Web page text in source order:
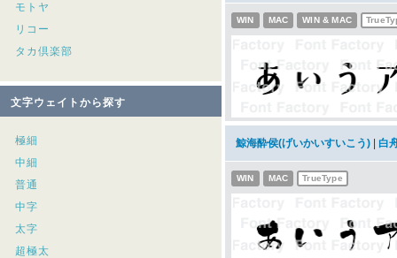
モトヤ
リコー
タカ倶楽部
文字ウェイトから探す
極細
中細
普通
中字
太字
超極太
WIN MAC WIN & MAC
鯨海酔侯(げいかいすいこう) 白
WIN MAC TrueType